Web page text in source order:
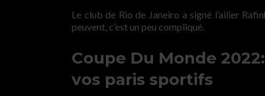
Le club de Rio de Janeiro a signé l’ailier
peuvent, c’est un peu compliqué.
Coupe Du Monde
vos paris sportifs